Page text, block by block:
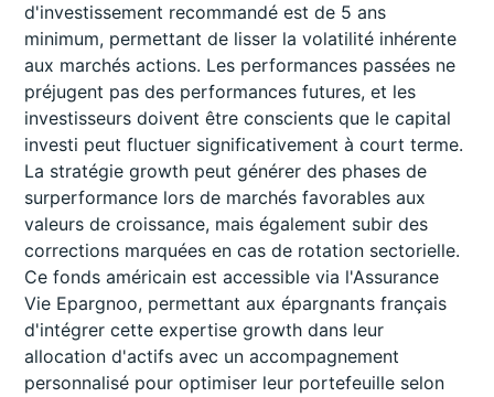
d'investissement recommandé est de 5 ans
minimum, permettant de lisser la volatilité inhérente
aux marchés actions. Les performances passées ne
préjugent pas des performances futures, et les
investisseurs doivent être conscients que le capital
investi peut fluctuer significativement à court terme.
La stratégie growth peut générer des phases de
surperformance lors de marchés favorables aux
valeurs de croissance, mais également subir des
corrections marquées en cas de rotation sectorielle.
Ce fonds américain est accessible via l'Assurance
Vie Epargnoo, permettant aux épargnants français
d'intégrer cette expertise growth dans leur
allocation d'actifs avec un accompagnement
personnalisé pour optimiser leur portefeuille selon